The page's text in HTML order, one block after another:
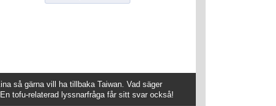
så gärna vill ha tillbaka Taiwan. Vad säger
tofu-relaterad lyssnarfråga får sitt svar också!